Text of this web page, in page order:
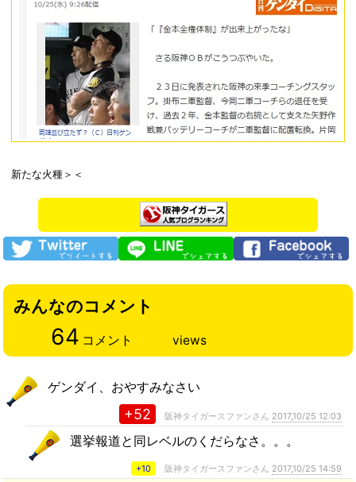
新たな火種＞＜
みんなのコメント
64 コメント views
ゲンダイ、おやすみなさい
+52 阪神タイガースファンさん 2017,10/25 12:03
選挙報道と同レベルのくだらなさ。。。
+10 阪神タイガースファンさん 2017,10/25 14:59